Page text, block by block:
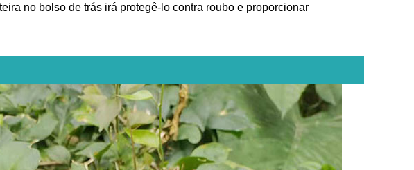
no bolso de trás irá protegê-lo contra roubo e proporcionar